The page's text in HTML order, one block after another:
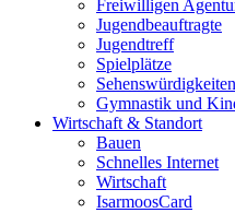
Freiwilligen
Jugendbeauftragte
Jugendtreff
Spielplätze
Sehenswürdigkeiten
Gymnastik und
Wirtschaft & Standort
Bauen
Schnelles Internet
Wirtschaft
IsarmoosCard